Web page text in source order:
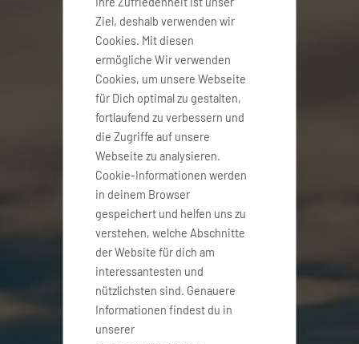
Ziel, deshalb verwenden wir
Cookies. Mit diesen
ermögliche Wir verwenden
Cookies, um unsere Webseite
für Dich optimal zu gestalten,
fortlaufend zu verbessern und
die Zugriffe auf unsere
Webseite zu analysieren.
Cookie-Informationen werden
in deinem Browser
gespeichert und helfen uns zu
verstehen, welche Abschnitte
der Website für dich am
interessantesten und
nützlichsten sind. Genauere
Informationen findest du in
unserer